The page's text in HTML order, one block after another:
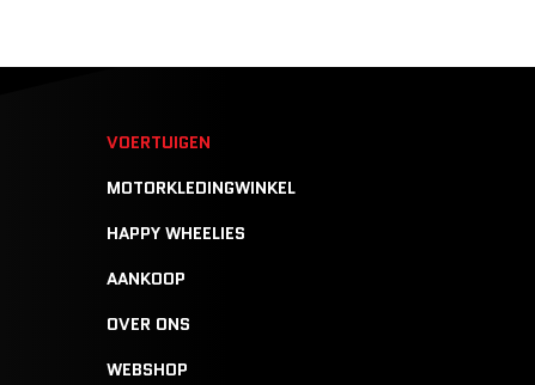
VOERTUIGEN
MOTORKLEDINGWINKEL
HAPPY WHEELIES
AANKOOP
OVER ONS
WEBSHOP